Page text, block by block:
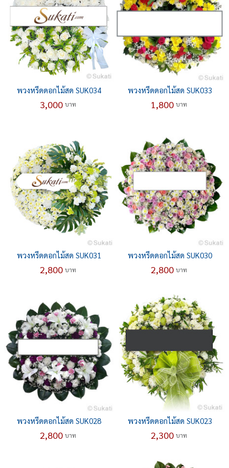
พวงหรีดดอกไม้สด SUK034
3,000 บาท
พวงหรีดดอกไม้สด SUK033
1,800 บาท
พวงหรีดดอกไม้สด SUK031
2,800 บาท
พวงหรีดดอกไม้สด SUK030
2,800 บาท
พวงหรีดดอกไม้สด SUK028
2,800 บาท
พวงหรีดดอกไม้สด SUK023
2,300 บาท